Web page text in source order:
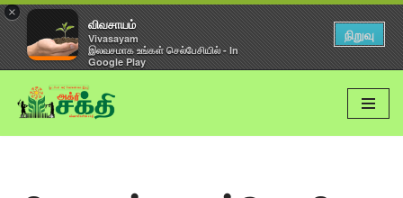
×
விவசாயம்
Vivasayam
இலவசமாக உங்கள் செல்பேசியில் - In
Google Play
நிறுவு
Skip
to